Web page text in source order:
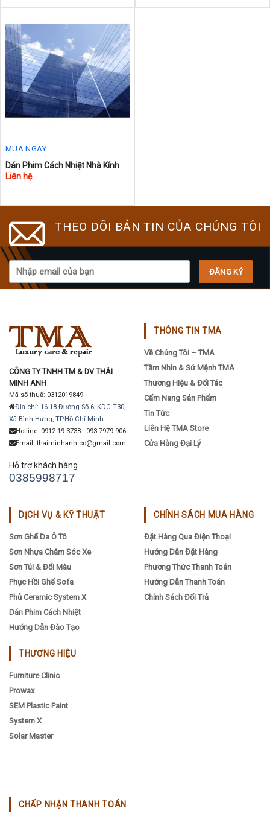
MUA NGAY
Dán Phim Cách Nhiệt Nhà Kính
Liên hệ
THEO DÕI BẢN TIN CỦA CHÚNG TÔI
CÔNG TY TNHH TM & DV THÁI
MINH ANH
Mã số thuế: 0312019849
Địa chỉ: 16-18 Đường Số 6, KDC T30,
Xã Bình Hưng, TP.Hồ Chí Minh
Hotline: 0912.19.3738 - 093.7979.906
Email: thaiminhanh.co@gmail.com
Hỗ trợ khách hàng
0385998717
THÔNG TIN TMA
Về Chúng Tôi – TMA
Tầm Nhìn & Sứ Mệnh TMA
Thương Hiệu & Đối Tác
Cẩm Nang Sản Phẩm
Tin Tức
Liên Hệ TMA Store
Cửa Hàng Đại Lý
DỊCH VỤ & KỸ THUẬT
Sơn Ghế Da Ô Tô
Sơn Nhựa Chăm Sóc Xe
Sơn Túi & Đổi Màu
Phục Hồi Ghế Sofa
Phủ Ceramic System X
Dán Phim Cách Nhiệt
Hướng Dẫn Đào Tạo
CHÍNH SÁCH MUA HÀNG
Đặt Hàng Qua Điện Thoại
Hướng Dẫn Đặt Hàng
Phương Thức Thanh Toán
Hướng Dẫn Thanh Toán
Chính Sách Đổi Trả
THƯƠNG HIỆU
Furniture Clinic
Prowax
SEM Plastic Paint
System X
Solar Master
CHẤP NHẬN THANH TOÁN